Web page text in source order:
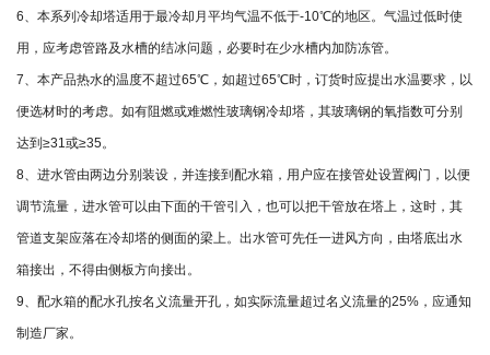
6、本系列冷却塔适用于最冷却月平均气温不低于-10℃的地区。气温过低时使
用，应考虑管路及水槽的结冰问题，必要时在少水槽内加防冻管。
7、本产品热水的温度不超过65℃，如超过65℃时，订货时应提出水温要求，以
便选材时的考虑。如有阻燃或难燃性玻璃钢冷却塔，其玻璃钢的氧指数可分别
达到≥31或≥35。
8、进水管由两边分别装设，并连接到配水箱，用户应在接管处设置阀门，以便
调节流量，进水管可以由下面的干管引入，也可以把干管放在塔上，这时，其
管道支架应落在冷却塔的侧面的梁上。出水管可先任一进风方向，由塔底出水
箱接出，不得由侧板方向接出。
9、配水箱的配水孔按名义流量开孔，如实际流量超过名义流量的25%，应通知
制造厂家。